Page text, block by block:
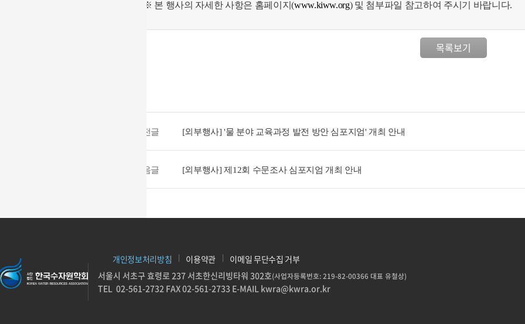
※ 본 행사의 자세한 사항은 홈페이지(www.kiww.org) 및 첨부파일 참고하여 주시기 바랍니다.
목록보기
이전글 [외부행사] '물 분야 교육과정 발전 방안 심포지엄' 개최 안내
다음글 [외부행사] 제12회 수문조사 심포지엄 개최 안내
개인정보처리방침 이용약관
이메일 무단수집 거부
서울시 서초구 효령로 237 서초한신리빙타워 302호(사업자등록번호: 219-82-00366 대표 유철상)
TEL 02-561-2732 FAX 02-561-2733 E-MAIL kwra@kwra.or.kr